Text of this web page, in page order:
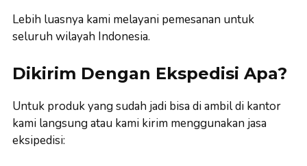
Lebih luasnya kami melayani pemesanan untuk
seluruh wilayah Indonesia.
Dikirim Dengan Ekspedisi Apa?
Untuk produk yang sudah jadi bisa di ambil di kantor
kami langsung atau kami kirim menggunakan jasa
eksipedisi: